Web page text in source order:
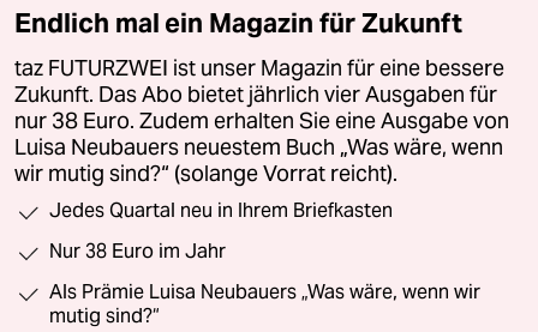
Endlich mal ein Magazin für Zukunft
taz FUTURZWEI ist unser Magazin für eine bessere
Zukunft. Das Abo bietet jährlich vier Ausgaben für
nur 38 Euro. Zudem erhalten Sie eine Ausgabe von
Luisa Neubauers neuestem Buch „Was wäre, wenn
wir mutig sind?“ (solange Vorrat reicht).
Jedes Quartal neu in Ihrem Briefkasten
Nur 38 Euro im Jahr
Als Prämie Luisa Neubauers „Was wäre, wenn wir
mutig sind?“